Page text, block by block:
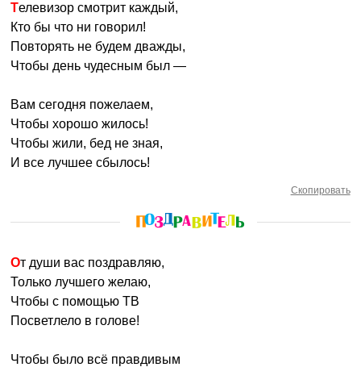
Телевизор смотрит каждый,
Кто бы что ни говорил!
Повторять не будем дважды,
Чтобы день чудесным был —
Вам сегодня пожелаем,
Чтобы хорошо жилось!
Чтобы жили, бед не зная,
И все лучшее сбылось!
Скопировать
От души вас поздравляю,
Только лучшего желаю,
Чтобы с помощью ТВ
Посветлело в голове!
Чтобы было всё правдивым